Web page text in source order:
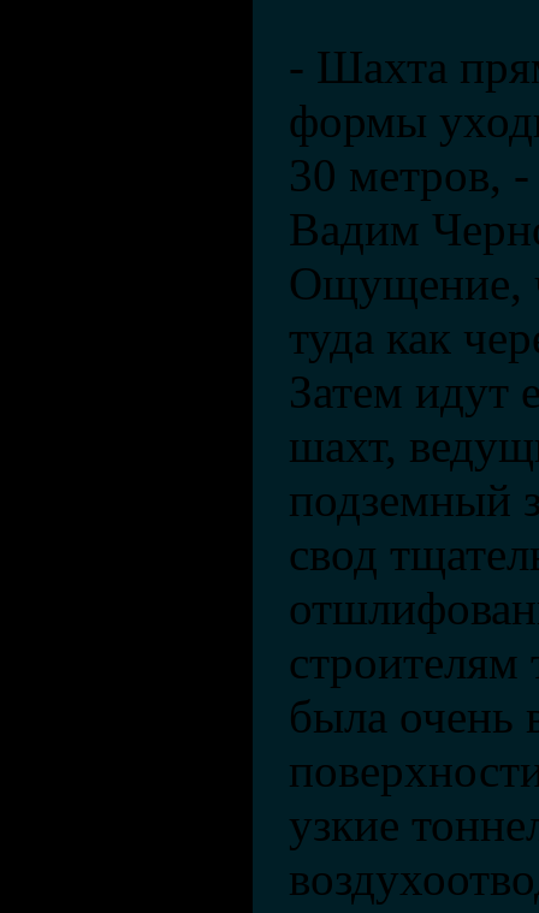
- Шахта
формы
30 метров, -
Вадим
Ощущение,
туда как
Затем идут
шахт,
подземный
свод
строителям
была очень
узкие